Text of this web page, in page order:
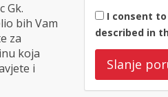
I consent
described in
Slanje
Gk.
bih Vam
za
koja
i